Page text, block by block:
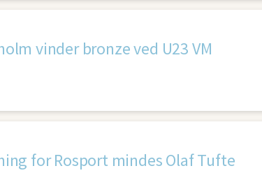
vinder bronze ved U23 VM
for Rosport mindes Olaf Tufte